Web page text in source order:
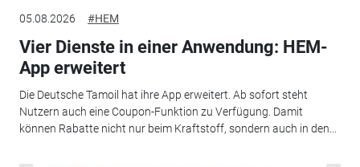
05.08.2026 #HEM
Vier Dienste in einer Anwendung: HEM-
App erweitert
Die Deutsche Tamoil hat ihre App erweitert. Ab sofort steht
Nutzern auch eine Coupon-Funktion zu Verfügung. Damit
können Rabatte nicht nur beim Kraftstoff, sondern auch in den...